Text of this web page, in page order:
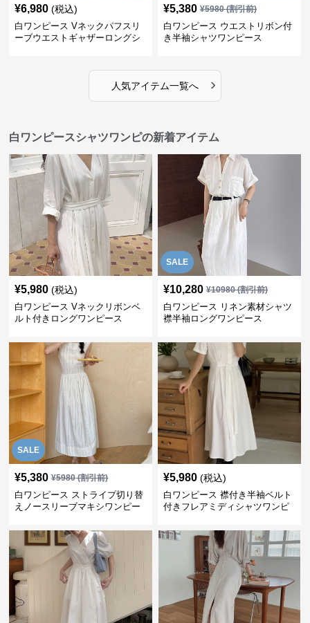
¥6,980 (税込)
白ワンピース Vネックパフスリ
ーブウエストギャザーロングシ
¥5,380 ¥5980(割引前)
白ワンピース ウエストリボン付
き半袖シャツワンピース
人気アイテム一覧へ ›
白ワンピースシャツワンピの新着アイテム
¥5,980 (税込)
白ワンピース Vネックリボンベ
ルト付きロングワンピース
SALE
¥10,280 ¥10980(割引前)
白ワンピース リネン素材シャツ
襟半袖ロングワンピース
SALE
¥5,380 ¥5980(割引前)
白ワンピース ストライプ切り替
えノースリーブマキシワンピー
¥5,980 (税込)
白ワンピース 襟付き半袖ベルト
付きフレアミディシャツワンピ